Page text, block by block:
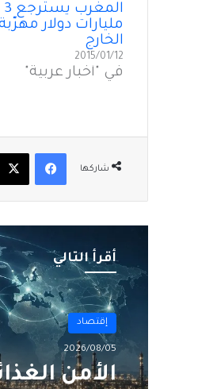
المغرب يسترجع 3
مليارات دولار
الخارج
2015/01/12
في "أخبار عربية"
شاركها
فيسبوك
أقرأ التالي
أول
2026/08/02
من الغاز